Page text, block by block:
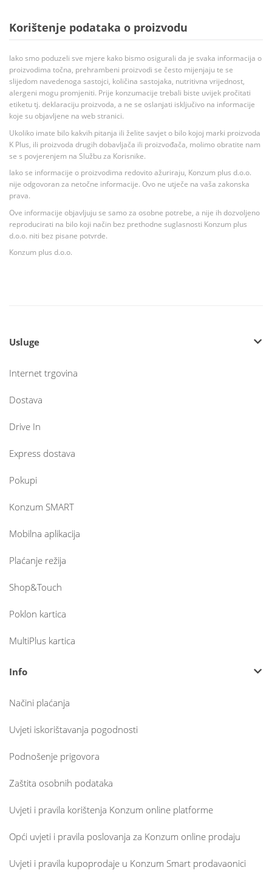
Korištenje podataka o proizvodu
Iako smo poduzeli sve mjere kako bismo osigurali da je svaka informacija o
proizvodima točna, prehrambeni proizvodi se često mijenjaju te se
slijedom navedenoga sastojci, količina sastojaka, nutritivna vrijednost,
alergeni mogu promjeniti. Prije konzumacije trebali biste uvijek pročitati
etiketu tj. deklaraciju proizvoda, a ne se oslanjati isključivo na informacije
koje su objavljene na web stranici.
Ukoliko imate bilo kakvih pitanja ili želite savjet o bilo kojoj marki proizvoda
K Plus, ili proizvoda drugih dobavljača ili proizvođača, molimo obratite nam
se s povjerenjem na Službu za Korisnike.
Iako se informacije o proizvodima redovito ažuriraju, Konzum plus d.o.o.
nije odgovoran za netočne informacije. Ovo ne utječe na vaša zakonska
prava.
Ove informacije objavljuju se samo za osobne potrebe, a nije ih dozvoljeno
reproducirati na bilo koji način bez prethodne suglasnosti Konzum plus
d.o.o. niti bez pisane potvrde.
Konzum plus d.o.o.
Usluge
Internet trgovina
Dostava
Drive In
Express dostava
Pokupi
Konzum SMART
Mobilna aplikacija
Plaćanje režija
Shop&Touch
Poklon kartica
MultiPlus kartica
Info
Načini plaćanja
Uvjeti iskorištavanja pogodnosti
Podnošenje prigovora
Zaštita osobnih podataka
Uvjeti i pravila korištenja Konzum online platforme
Opći uvjeti i pravila poslovanja za Konzum online prodaju
Uvjeti i pravila kupoprodaje u Konzum Smart prodavaonici